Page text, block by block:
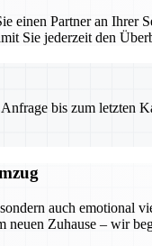
Partner an Ihrer
Sie jederzeit den
bis zum letzten
auch emotional
Zuhause – wir